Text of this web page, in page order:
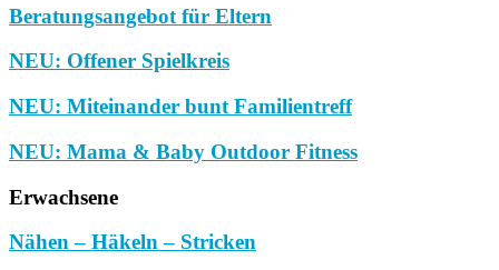
Beratungsangebot für Eltern
NEU: Offener Spielkreis
NEU: Miteinander bunt Familientreff
NEU: Mama & Baby Outdoor Fitness
Erwachsene
Nähen – Häkeln – Stricken